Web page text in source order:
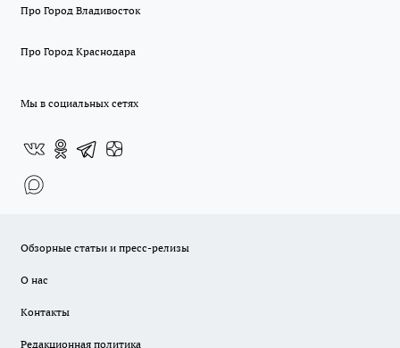
Про Город Владивосток
Про Город Краснодара
Мы в социальных сетях
Обзорные статьи и пресс-релизы
О нас
Контакты
Редакционная политика